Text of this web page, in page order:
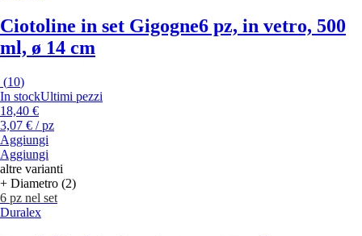
Ciotoline in set Gigogne6 pz, in vetro, 500
ml, ø 14 cm
(10)
In stockUltimi pezzi
18,40 €
3,07 € / pz
Aggiungi
Aggiungi
altre varianti
+ Diametro (2)
6 pz nel set
Duralex